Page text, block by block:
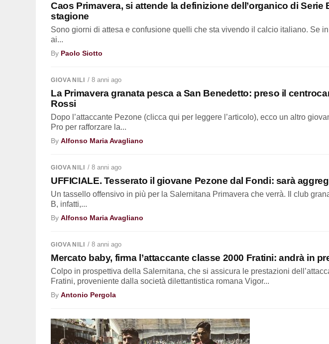
Caos Primavera, si attende la definizione dell’organico di Serie
stagione
Sono giorni di attesa e confusione quelli che sta vivendo il calcio italiano. Se
ai...
By Paolo Siotto
GIOVANILI / 8 anni ago
La Primavera granata pesca a San Benedetto: preso il
Rossi
Dopo l’attaccante Pezone (clicca qui per leggere l’articolo), ecco un altro
Pro per rafforzare la...
By Alfonso Maria Avagliano
GIOVANILI / 8 anni ago
UFFICIALE. Tesserato il giovane Pezone dal Fondi: sarà
Un tassello offensivo in più per la Salernitana Primavera che verrà. Il club
B, infatti,...
By Alfonso Maria Avagliano
GIOVANILI / 8 anni ago
Mercato baby, firma l’attaccante classe 2000 Fratini: andrà in
Colpo in prospettiva della Salernitana, che si assicura le prestazioni
Fratini, proveniente dalla società dilettantistica romana Vigor...
By Antonio Pergola